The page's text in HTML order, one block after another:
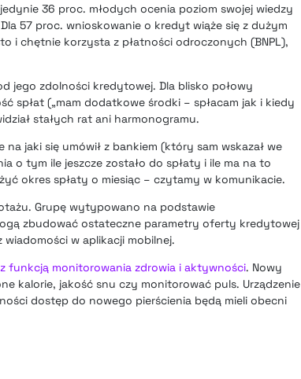
36 proc. młodych ocenia poziom swojej wiedzy
57 proc. wnioskowanie o kredyt wiąże się z dużym
i chętnie korzysta z płatności odroczonych (BNPL),
jego zdolności kredytowej. Dla blisko połowy
spłat („mam dodatkowe środki – spłacam jak i kiedy
stałych rat ani harmonogramu.
jaki się umówił z bankiem (który sam wskazał we
o tym ile jeszcze zostało do spłaty i ile ma na to
okres spłaty o miesiąc – czytamy w komunikacie.
Grupę wytypowano na podstawie
zbudować ostateczne parametry oferty kredytowej
w aplikacji mobilnej.
funkcją monitorowania zdrowia i aktywności. Nowy
kalorie, jakość snu czy monitorować puls. Urządzenie
dostęp do nowego pierścienia będą mieli obecni